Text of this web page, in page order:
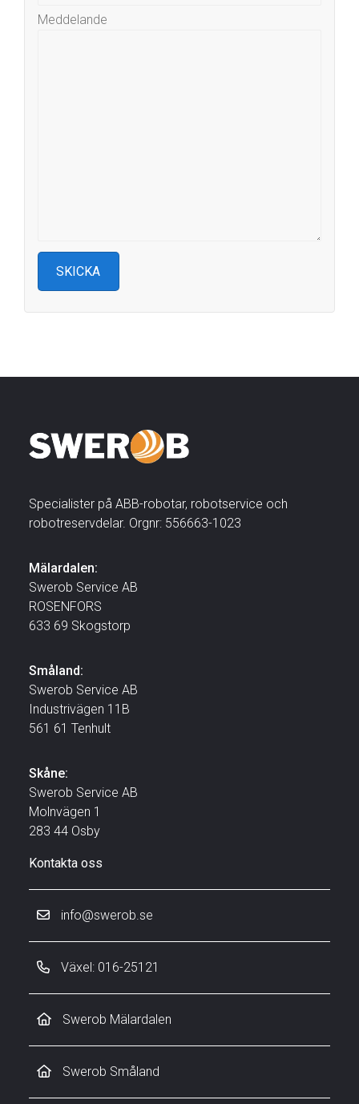
Meddelande
Specialister på ABB-robotar, robotservice och
robotreservdelar. Orgnr: 556663-1023
Mälardalen:
Swerob Service AB
ROSENFORS
633 69 Skogstorp
Småland:
Swerob Service AB
Industrivägen 11B
561 61 Tenhult
Skåne:
Swerob Service AB
Molnvägen 1
283 44 Osby
Kontakta oss
info@swerob.se
Växel: 016-25121
Swerob Mälardalen
Swerob Småland